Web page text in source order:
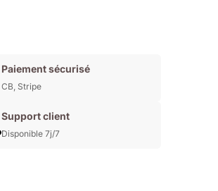
Paiement sécurisé
CB, Stripe
Support client
Disponible 7j/7